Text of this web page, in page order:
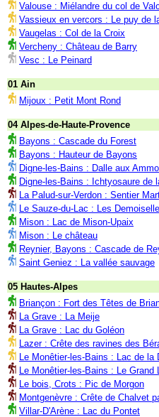
Valouse : Miélandre du col de
Vassieux en vercors : Le puy de
Vaugelas : Col de la Croix
Vercheny : Château de Barry
Vesc : Le Peinard
01 Ain
Mijoux : Petit Mont Rond
04 Alpes-de-Haute-Provence
Bayons : Cascade du Forest
Bayons : Hauteur de Bayons
Digne-les-Bains : Dalle aux
Digne-les-Bains : Ichtyosaure de
La Palud-sur-Verdon : Sentier
Le Sauze-du-Lac : Les
Mison : Lac de Mison-Upaix
Mison : Le château
Reynier, Bayons : Cascade de
Saint Geniez : La vallée sauvage
05 Hautes-Alpes
Briançon : Fort des Têtes de
La Grave : La Meije
La Grave : Lac du Goléon
Lazer : Crête des ravines des
Le Monêtier-les-Bains : Lac de la
Le Monêtier-les-Bains : Le Grand
Le bois, Crots : Pic de Morgon
Montgenèvre : Crête de Chalvet
Villar-D'Arène : Lac du Pontet